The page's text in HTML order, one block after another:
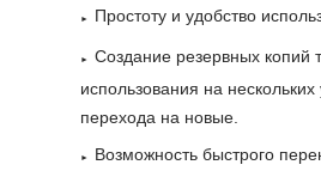
Простоту и удобство
Создание резервных копий
использования на нескольких
перехода на новые.
Возможность быстрого